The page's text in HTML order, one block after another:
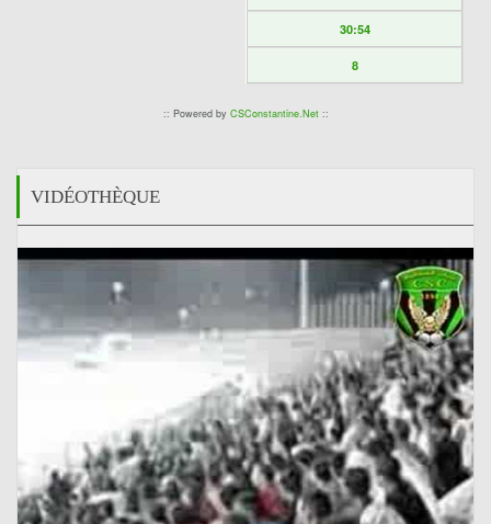
30:54
8
:: Powered by CSConstantine.Net::
VIDÉOTHÈQUE